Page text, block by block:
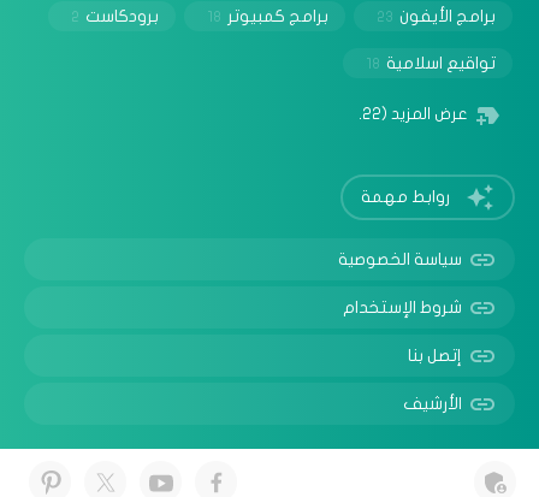
برامج الأيفون 23 برامج كمبيوتر 18 برودكاست 2
تواقيع اسلامية 18
عرض المزيد (22)
روابط مهمة
سياسة الخصوصية
شروط الإستخدام
إتصل بنا
الأرشيف
حلولي | مدونة تقنية